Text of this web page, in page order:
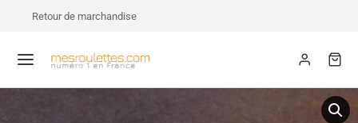
Retour de marchandise